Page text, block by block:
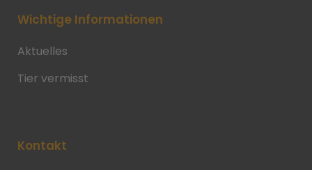
Wichtige Informationen
Aktuelles
Tier vermisst
Kontakt